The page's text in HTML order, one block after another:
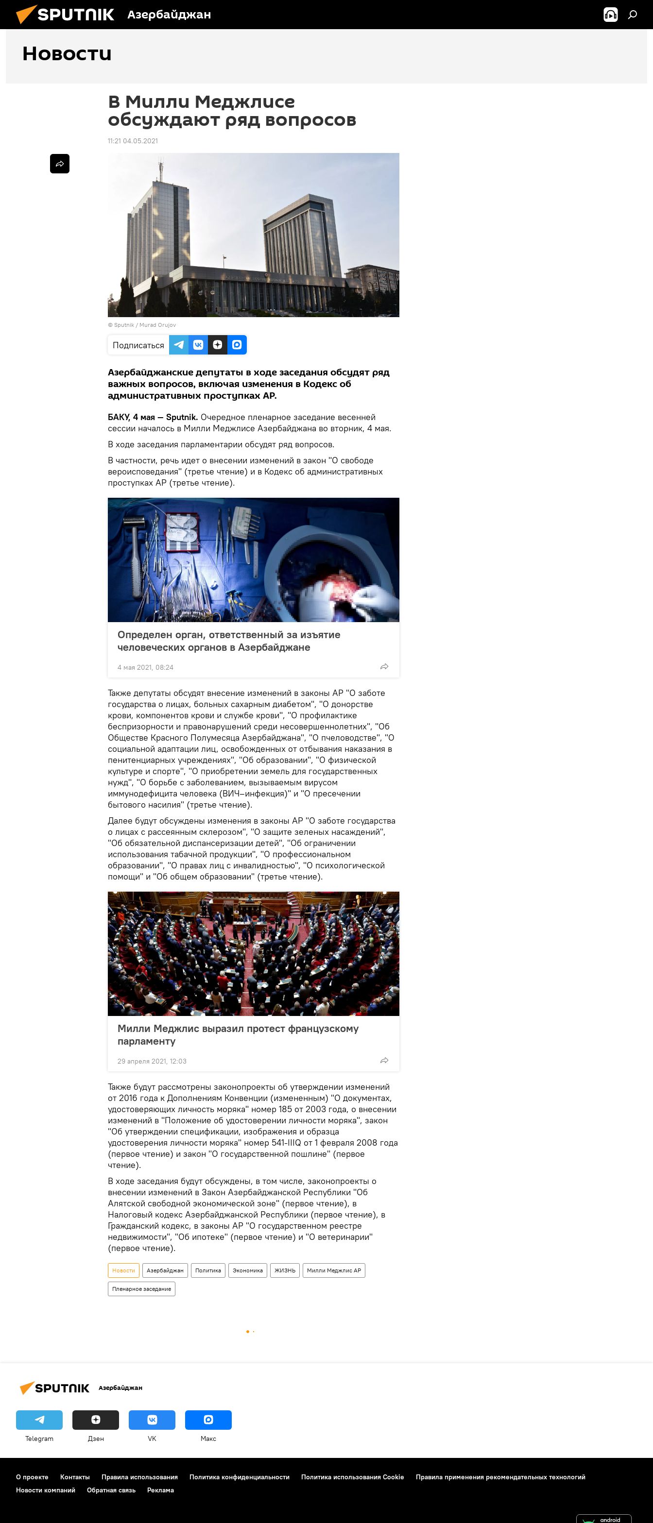
Азербайджан
Новости
В Милли Меджлисе
обсуждают ряд вопросов
11:21 04.05.2021
© Sputnik / Murad Orujov
Подписаться
Азербайджанские депутаты в ходе заседания обсудят ряд
важных вопросов, включая изменения в Кодекс об
административных проступках АР.
БАКУ, 4 мая — Sputnik. Очередное пленарное заседание весенней
сессии началось в Милли Меджлисе Азербайджана во вторник, 4 мая.
В ходе заседания парламентарии обсудят ряд вопросов.
В частности, речь идет о внесении изменений в закон "О свободе
вероисповедания" (третье чтение) и в Кодекс об административных
проступках АР (третье чтение).
Определен орган, ответственный за изъятие
человеческих органов в Азербайджане
4 мая 2021, 08:24
Также депутаты обсудят внесение изменений в законы АР "О заботе
государства о лицах, больных сахарным диабетом", "О донорстве
крови, компонентов крови и службе крови", "О профилактике
беспризорности и правонарушений среди несовершеннолетних", "Об
Обществе Красного Полумесяца Азербайджана", "О пчеловодстве", "О
социальной адаптации лиц, освобожденных от отбывания наказания в
пенитенциарных учреждениях", "Об образовании", "О физической
культуре и спорте", "О приобретении земель для государственных
нужд", "О борьбе с заболеванием, вызываемым вирусом
иммунодефицита человека (ВИЧ–инфекция)" и "О пресечении
бытового насилия" (третье чтение).
Далее будут обсуждены изменения в законы АР "О заботе государства
о лицах с рассеянным склерозом", "О защите зеленых насаждений",
"Об обязательной диспансеризации детей", "Об ограничении
использования табачной продукции", "О профессиональном
образовании", "О правах лиц с инвалидностью", "О психологической
помощи" и "Об общем образовании" (третье чтение).
Милли Меджлис выразил протест французскому
парламенту
29 апреля 2021, 12:03
Также будут рассмотрены законопроекты об утверждении изменений
от 2016 года к Дополнениям Конвенции (измененным) "О документах,
удостоверяющих личность моряка" номер 185 от 2003 года, о внесении
изменений в "Положение об удостоверении личности моряка", закон
"Об утверждении спецификации, изображения и образца
удостоверения личности моряка" номер 541-IIIQ от 1 февраля 2008 года
(первое чтение) и закон "О государственной пошлине" (первое
чтение).
В ходе заседания будут обсуждены, в том числе, законопроекты о
внесении изменений в Закон Азербайджанской Республики "Об
Алятской свободной экономической зоне" (первое чтение), в
Налоговый кодекс Азербайджанской Республики (первое чтение), в
Гражданский кодекс, в законы АР "О государственном реестре
недвижимости", "Об ипотеке" (первое чтение) и "О ветеринарии"
(первое чтение).
Новости Азербайджан Политика Экономика ЖИЗНЬ Милли Меджлис АР
Пленарное заседание
Азербайджан
Telegram Дзен VK Макс
О проекте Контакты Правила использования Политика конфиденциальности Политика использования Cookie
Правила применения рекомендательных технологий
Новости компаний
Обратная связь Реклама